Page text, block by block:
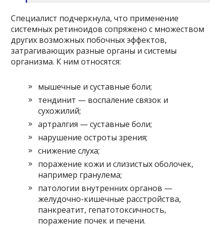
Специалист подчеркнула, что применение
системных ретиноидов сопряжено с множеством
других возможных побочных эффектов,
затрагивающих разные органы и системы
организма. К ним относятся:
мышечные и суставные боли;
тендинит — воспаление связок и
сухожилий;
артралгия — суставные боли;
нарушение остроты зрения;
снижение слуха;
поражение кожи и слизистых оболочек,
например гранулема;
патологии внутренних органов —
желудочно-кишечные расстройства,
панкреатит, гепатотоксичность,
поражение почек и печени.